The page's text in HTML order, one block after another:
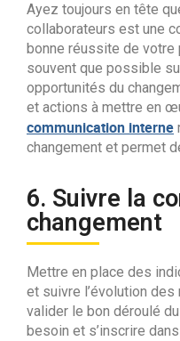
Ayez toujours en tête
collaborateurs est une
bonne réussite de votre
souvent que possible
opportunités du
et actions à mettre en
communication interne
changement et permet
6. Suivre la
changement
Mettre en place des
et suivre l’évolution
valider le bon déroulé
besoin et s’inscrire